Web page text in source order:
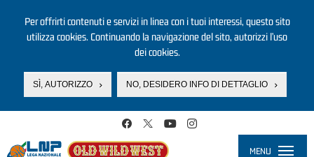
Per offrirti contenuti e servizi in linea con i tuoi interessi, questo sito
utilizza cookies. Continuando la navigazione del sito, autorizzi l’uso
dei cookies.
SÌ, AUTORIZZO NO, DESIDERO INFO DI DETTAGLIO
MENU